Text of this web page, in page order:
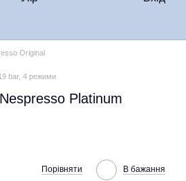
Original
bar, 4 режими
Platinum
Порівняти В бажання